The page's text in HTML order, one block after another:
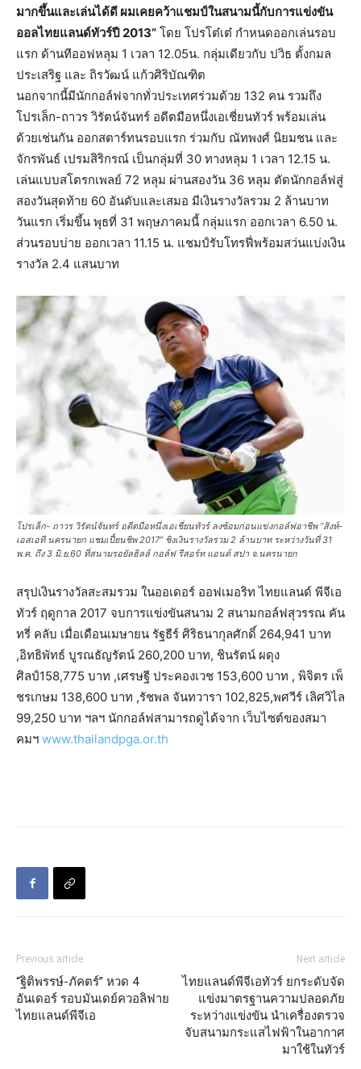
มากขึ้นและเล่นได้ดี ผมเคยคว้าแชมป์ในสนามนี้กับการแข่งขัน
ออลไทยแลนด์ทัวร์ปี 2013” โดย โปรโต๋เต๋ กำหนดออกเล่นรอบ
แรก ด้านทีออฟหลุม 1 เวลา 12.05น. กลุ่มเดียวกับ ปวิธ ตั้งกมล
ประเสริฐ และ ถิรวัฒน์ แก้วศิริบัณฑิต
นอกจากนี้มีนักกอล์ฟจากทั่วประเทศร่วมด้วย 132 คน รวมถึง
โปรเล็ก-ถาวร วิรัตน์จันทร์ อดีตมือหนึ่งเอเชี่ยนทัวร์ พร้อมเล่น
ด้วยเช่นกัน ออกสตาร์ทนรอบแรก ร่วมกับ ณัทพงศ์ นิยมชน และ
จักรพันธ์ เปรมสิริกรณ์ เป็นกลุ่มที่ 30 ทางหลุม 1 เวลา 12.15 น.
เล่นแบบสโตรกเพลย์ 72 หลุม ผ่านสองวัน 36 หลุม ตัดนักกอล์ฟสู่
สองวันสุดท้าย 60 อันดับและเสมอ มีเงินรางวัลรวม 2 ล้านบาท
วันแรก เริ่มขึ้น พุธที่ 31 พฤษภาคมนี้ กลุ่มแรก ออกเวลา 6.50 น.
ส่วนรอบบ่าย ออกเวลา 11.15 น. แชมป์รับโทรฟี่พร้อมสว่นแบ่งเงิน
รางวัล 2.4 แสนบาท
โปรเล็ก- ถาวร วิรัตน์จันทร์ อดีตมือหนึ่งเอเชี่ยนทัวร์ ลงซ้อมก่อนแข่งกอล์ฟอาชีพ “สิงห์-
เอสเอที นครนายก แชมเปี้ยนชิพ 2017” ชิงเงินรางวัลรวม 2 ล้านบาท ระหว่างวันที่ 31
พ.ค. ถึง 3 มิ.ย.60 ที่สนามรอยัลฮิลล์ กอล์ฟ รีสอร์ท แอนด์ สปา จ.นครนายก
สรุปเงินรางวัลสะสมรวม ในออเดอร์ ออฟเมอริท ไทยแลนด์ พีจีเอ
ทัวร์ ฤดูกาล 2017 จบการแข่งขันสนาม 2 สนามกอล์ฟสุวรรณ คัน
ทรี่ คลับ เมื่อเดือนเมษายน รัฐธีร์ ศิริธนากุลศักดิ์ 264,941 บาท
,อิทธิพัทธ์ บูรณธัญรัตน์ 260,200 บาท, ชินรัตน์ ผดุง
ศิลป์158,775 บาท ,เศรษฐี ประคองเวช 153,600 บาท , พิจิตร เพ็
ชรเกษม 138,600 บาท ,รัชพล จันทวารา 102,825,พศวีร์ เลิศวิไล
99,250 บาท ฯลฯ นักกอล์ฟสามารถดูได้จาก เว็บไซต์ของสมา
คมฯ www.thailandpga.or.th
Previous article
“ฐิติพรรษ์-ภัคตร์” หวด 4
อันเดอร์ รอบมันเดย์ควอลิฟาย
ไทยแลนด์พีจีเอ
Next article
ไทยแลนด์พีจีเอทัวร์ ยกระดับจัด
แข่งมาตรฐานความปลอดภัย
ระหว่างแข่งขัน นำเครื่องตรวจ
จับสนามกระแสไฟฟ้าในอากาศ
มาใช้ในทัวร์